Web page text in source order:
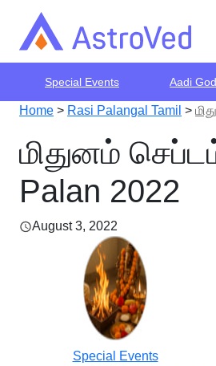
Special Events Aadi
Home > Rasi Palangal Tamil >
மிதுனம்
Palan 2022
August 3, 2022
Special Events